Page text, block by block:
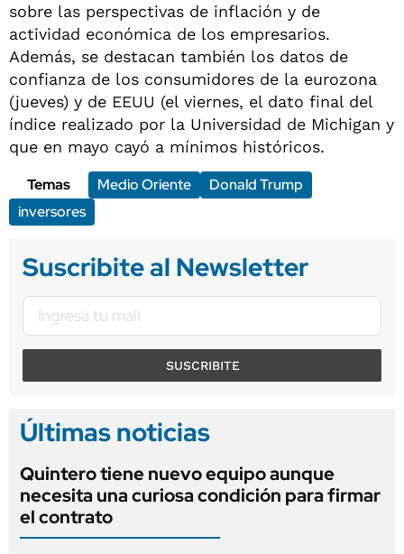
sobre las perspectivas de inflación y de
actividad económica de los empresarios.
Además, se destacan también los datos de
confianza de los consumidores de la eurozona
(jueves) y de EEUU (el viernes, el dato final del
índice realizado por la Universidad de Michigan y
que en mayo cayó a mínimos históricos.
Temas
Medio Oriente
Donald Trump
inversores
Suscribite al Newsletter
SUSCRIBITE
Últimas noticias
Quintero tiene nuevo equipo aunque
necesita una curiosa condición para firmar
el contrato